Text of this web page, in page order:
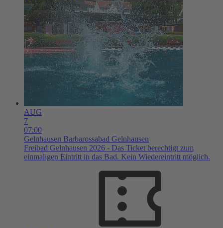
AUG
7
07:00
Gelnhausen Barbarossabad Gelnhausen
Freibad Gelnhausen 2026 - Das Ticket berechtigt zum
einmaligen Eintritt in das Bad. Kein Wiedereintritt möglich.